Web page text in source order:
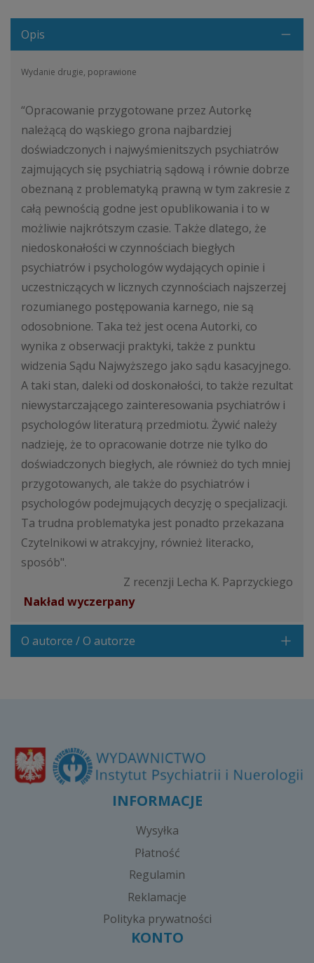
Opis
Wydanie drugie, poprawione
“Opracowanie przygotowane przez Autorkę
należącą do wąskiego grona najbardziej
doświadczonych i najwyśmienitszych psychiatrów
zajmujących się psychiatrią sądową i równie dobrze
obeznaną z problematyką prawną w tym zakresie z
całą pewnością godne jest opublikowania i to w
możliwie najkrótszym czasie. Także dlatego, że
niedoskonałości w czynnościach biegłych
psychiatrów i psychologów wydających opinie i
uczestniczących w licznych czynnościach najszerzej
rozumianego postępowania karnego, nie są
odosobnione. Taka też jest ocena Autorki, co
wynika z obserwacji praktyki, także z punktu
widzenia Sądu Najwyższego jako sądu kasacyjnego.
A taki stan, daleki od doskonałości, to także rezultat
niewystarczającego zainteresowania psychiatrów i
psychologów literaturą przedmiotu. Żywić należy
nadzieję, że to opracowanie dotrze nie tylko do
doświadczonych biegłych, ale również do tych mniej
przygotowanych, ale także do psychiatrów i
psychologów podejmujących decyzję o specjalizacji.
Ta trudna problematyka jest ponadto przekazana
Czytelnikowi w atrakcyjny, również literacko,
sposób".
Z recenzji Lecha K. Paprzyckiego
Nakład wyczerpany
O autorce / O autorze
INFORMACJE
Wysyłka
Płatność
Regulamin
Reklamacje
Polityka prywatności
KONTO